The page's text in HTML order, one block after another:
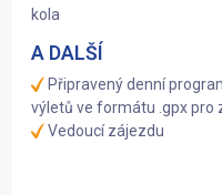
kola
A DALŠÍ
Připravený denní
výletů ve formátu .gpx pro
Vedoucí zájezdu